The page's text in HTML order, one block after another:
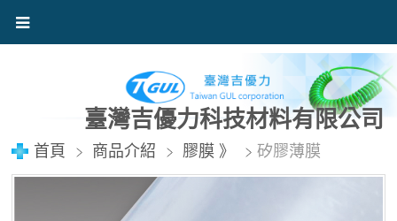
臺灣吉優力科技材料有限公司
首頁 商品介紹 膠膜 》 矽膠薄膜